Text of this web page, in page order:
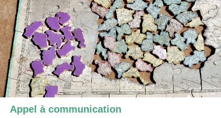
Appel à communication